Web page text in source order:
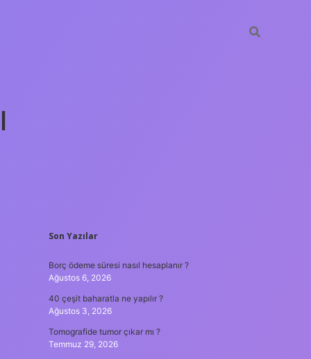
SIDEBAR
Son Yazılar
Borç ödeme süresi nasıl hesaplanır ?
Ağustos 6, 2026
40 çeşit baharatla ne yapılır ?
Ağustos 3, 2026
Tomografide tumor çıkar mı ?
Temmuz 29, 2026